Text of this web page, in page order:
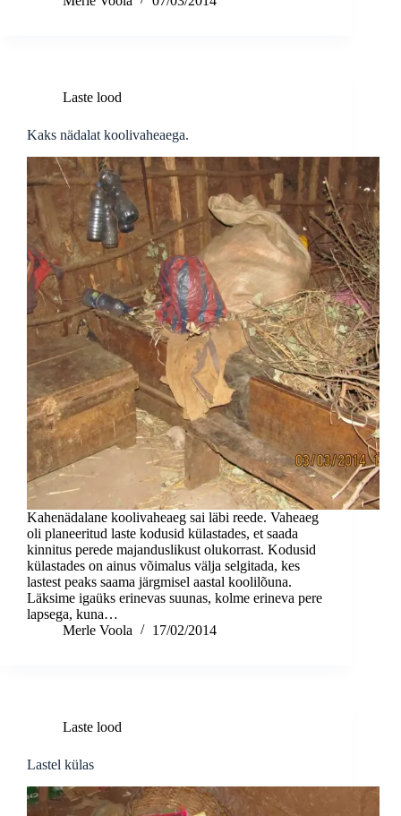
Laste lood
Kaks nädalat koolivaheaega.
Kahenädalane koolivaheaeg sai läbi reede. Vaheaeg
oli planeeritud laste kodusid külastades, et saada
kinnitus perede majanduslikust olukorrast. Kodusid
külastades on ainus võimalus välja selgitada, kes
lastest peaks saama järgmisel aastal koolilõuna.
Läksime igaüks erinevas suunas, kolme erineva pere
lapsega, kuna…
Merle Voola
17/02/2014
Laste lood
Lastel külas